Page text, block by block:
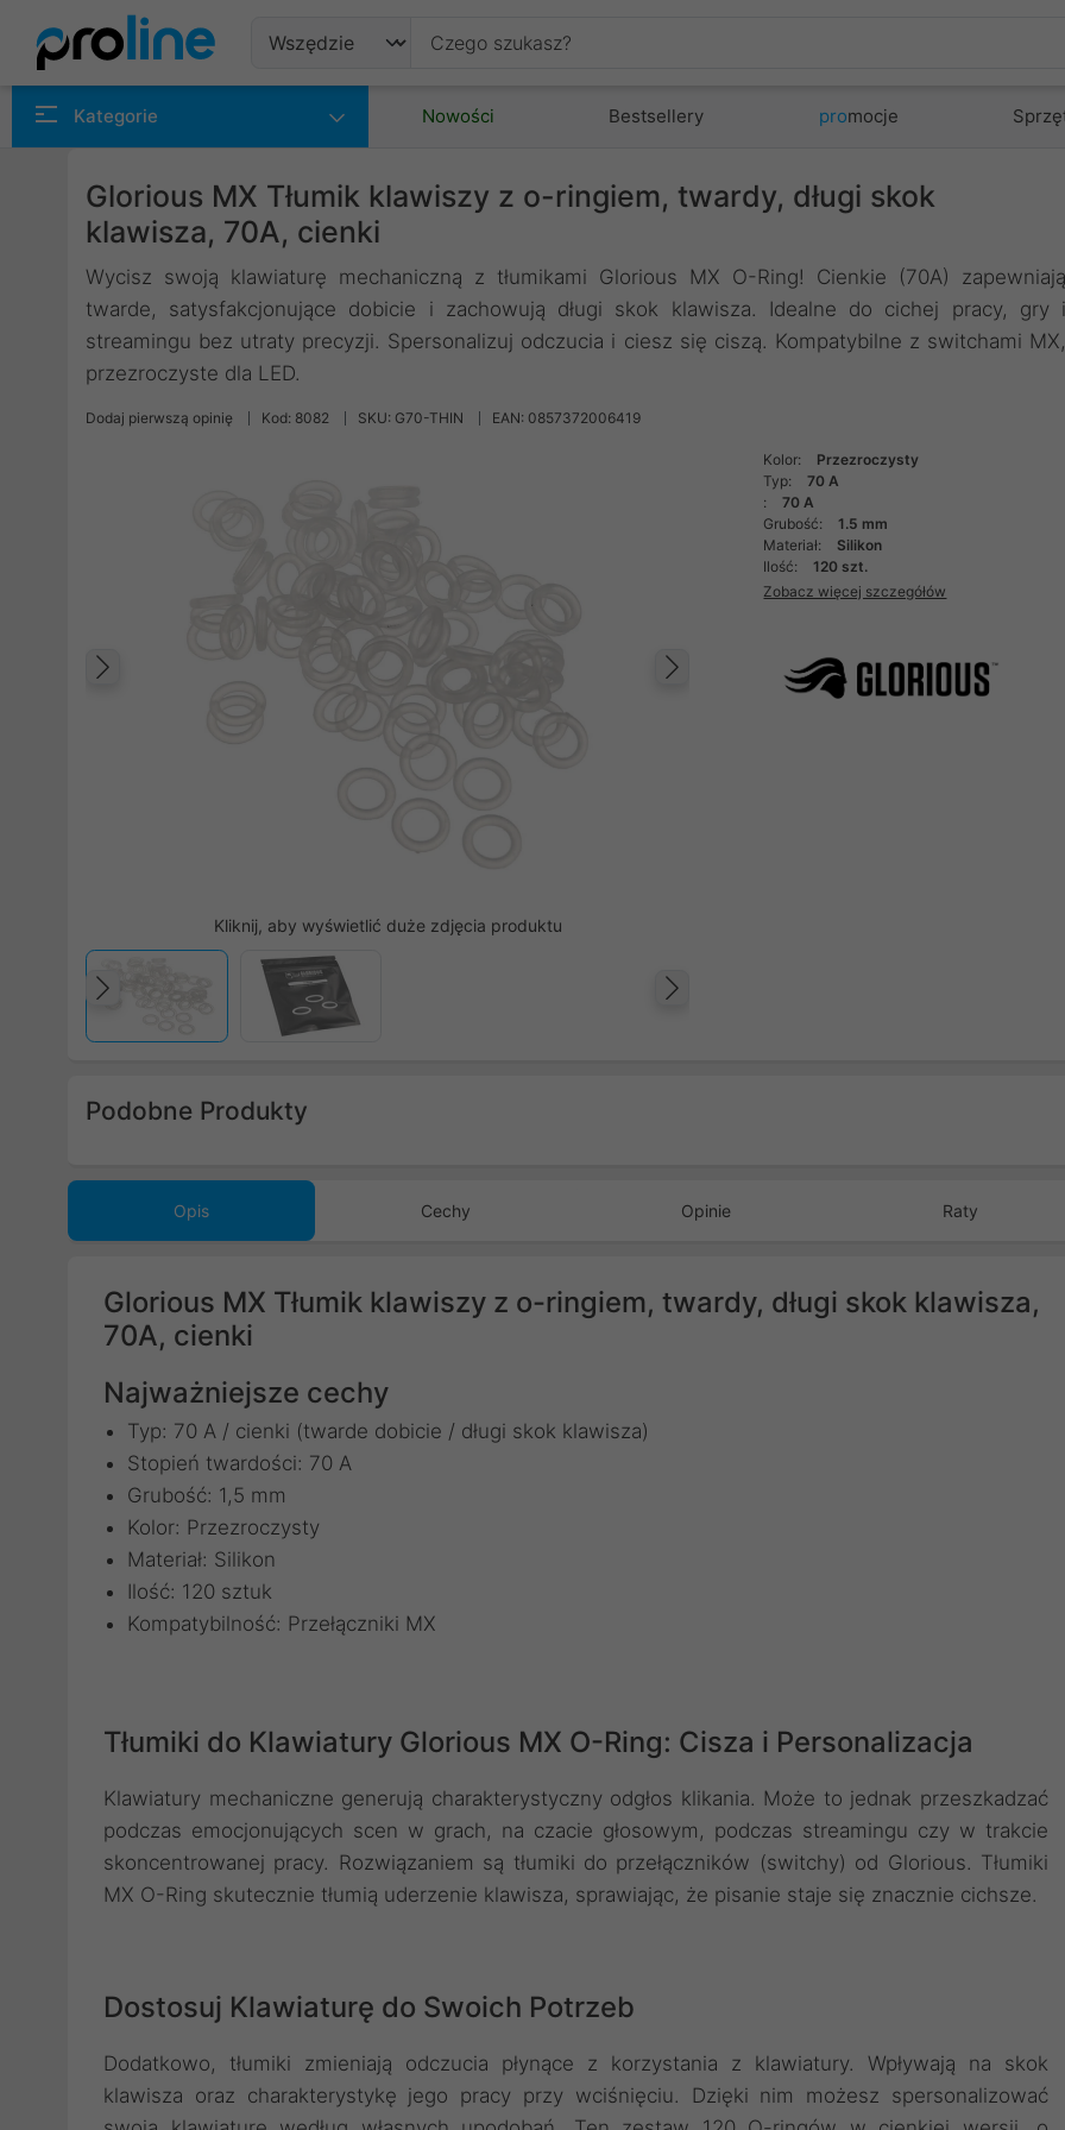
Kategorie
Kategorie Nowości Bestsellery promocje
Glorious MX Tłumik klawiszy z o-ringiem, twardy, długi skok
klawisza, 70A, cienki
Wycisz swoją klawiaturę mechaniczną z tłumikami Glorious MX O-Ring! Cienkie (70A) zapewniają
twarde, satysfakcjonujące dobicie i zachowują długi skok klawisza. Idealne do cichej pracy, gry i
streamingu bez utraty precyzji. Spersonalizuj odczucia i ciesz się ciszą. Kompatybilne z switchami MX,
przezroczyste dla LED.
Dodaj pierwszą opinię Kod: 8082 SKU: G70-THIN EAN: 0857372006419
Następny
Kliknij, aby wyświetlić duże zdjęcia produktu
Poprzedni
Kolor:
Przezroczysty
Typ:
70 A
:
70 A
Grubość:
1.5 mm
Materiał:
Silikon
Ilość:
120 szt.
Zobacz więcej szczegółów
Podobne Produkty
Opis Cechy Opinie Raty
Glorious MX Tłumik klawiszy z o-ringiem, twardy, długi skok klawisza,
70A, cienki
Najważniejsze cechy
Typ: 70 A / cienki (twarde dobicie / długi skok klawisza)
Stopień twardości: 70 A
Grubość: 1,5 mm
Kolor: Przezroczysty
Materiał: Silikon
Ilość: 120 sztuk
Kompatybilność: Przełączniki MX
Tłumiki do Klawiatury Glorious MX O-Ring: Cisza i Personalizacja
Klawiatury mechaniczne generują charakterystyczny odgłos klikania. Może to jednak przeszkadzać
podczas emocjonujących scen w grach, na czacie głosowym, podczas streamingu czy w trakcie
skoncentrowanej pracy. Rozwiązaniem są tłumiki do przełączników (switchy) od Glorious. Tłumiki
MX O-Ring skutecznie tłumią uderzenie klawisza, sprawiając, że pisanie staje się znacznie cichsze.
Dostosuj Klawiaturę do Swoich Potrzeb
Dodatkowo, tłumiki zmieniają odczucia płynące z korzystania z klawiatury. Wpływają na skok
klawisza oraz charakterystykę jego pracy przy wciśnięciu. Dzięki nim możesz spersonalizować